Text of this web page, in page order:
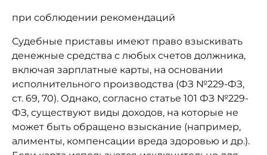
при соблюдении рекомендаций
Судебные приставы имеют право взыскивать
денежные средства с любых счетов должника,
включая зарплатные карты, на основании
исполнительного производства (ФЗ №229-ФЗ,
ст. 69, 70). Однако, согласно статье 101 ФЗ №229-
ФЗ, существуют виды доходов, на которые не
может быть обращено взыскание (например,
алименты, компенсации вреда здоровью и др.).